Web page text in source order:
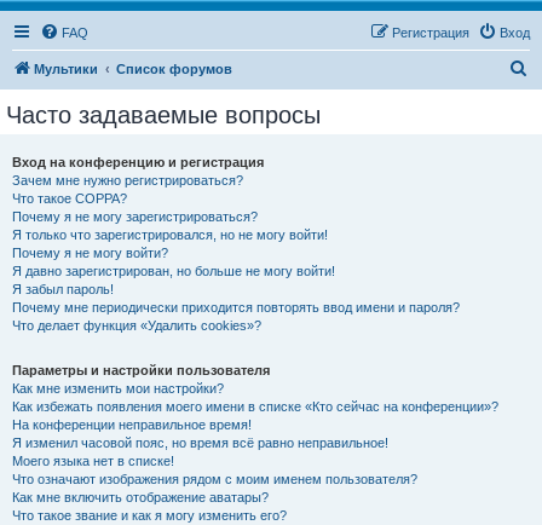
FAQ Вход
Регистрация
Мультики Список форумов
Часто задаваемые вопросы
Вход на конференцию и регистрация
Зачем мне нужно регистрироваться?
Что такое COPPA?
Почему я не могу зарегистрироваться?
Я только что зарегистрировался, но не могу войти!
Почему я не могу войти?
Я давно зарегистрирован, но больше не могу войти!
Я забыл пароль!
Почему мне периодически приходится повторять ввод имени и пароля?
Что делает функция «Удалить cookies»?
Параметры и настройки пользователя
Как мне изменить мои настройки?
Как избежать появления моего имени в списке «Кто сейчас на конференции»?
На конференции неправильное время!
Я изменил часовой пояс, но время всё равно неправильное!
Моего языка нет в списке!
Что означают изображения рядом с моим именем пользователя?
Как мне включить отображение аватары?
Что такое звание и как я могу изменить его?